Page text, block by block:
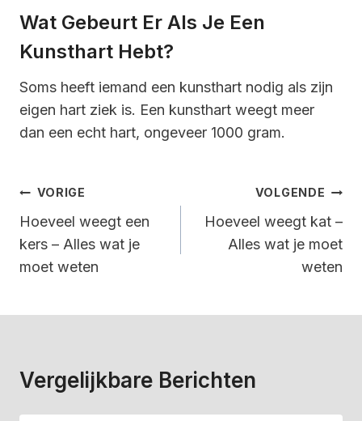
Wat Gebeurt Er Als Je Een
Kunsthart Hebt?
Soms heeft iemand een kunsthart nodig als zijn
eigen hart ziek is. Een kunsthart weegt meer
dan een echt hart, ongeveer 1000 gram.
Bericht
Navigatie
VORIGE
Hoeveel weegt een
kers – Alles wat je
moet weten
VOLGENDE
Hoeveel weegt kat –
Alles wat je moet
weten
Vergelijkbare Berichten